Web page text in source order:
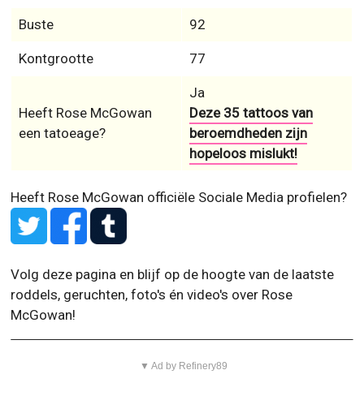
Buste 92
Kontgrootte 77
Heeft Rose McGowan
een tatoeage?
Ja
Deze 35 tattoos van
beroemdheden zijn
hopeloos mislukt!
Heeft Rose McGowan officiële Sociale Media profielen?
Volg deze pagina en blijf op de hoogte van de laatste
roddels, geruchten, foto's én video's over Rose
McGowan!
▼ Ad by Refinery89